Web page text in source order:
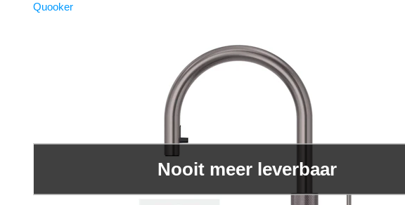
Quooker
Nooit meer leverbaar